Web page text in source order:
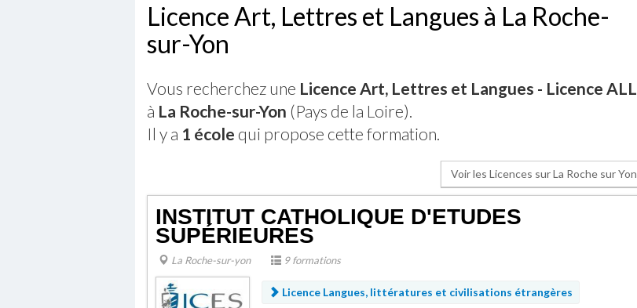
Licence Art, Lettres et Langues à La Roche-
sur-Yon
Vous recherchez une Licence Art, Lettres et Langues - Licence ALL
à La Roche-sur-Yon (Pays de la Loire).
Il y a 1 école qui propose cette formation.
Voir les Licences sur La Roche sur Yon
INSTITUT CATHOLIQUE D'ETUDES
SUPÉRIEURES
La Roche-sur-yon 9 formations
Licence Langues, littératures et civilisations étrangères